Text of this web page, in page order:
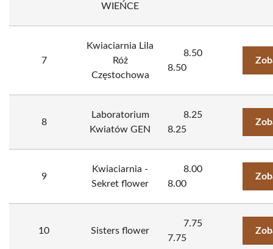
WIEŃCE
7
Kwiaciarnia Lila
Róż
Częstochowa
8.50
8.50
8
Laboratorium
Kwiatów GEN
8.25
8.25
9
Kwiaciarnia -
Sekret flower
8.00
8.00
10 Sisters flower
7.75
7.75